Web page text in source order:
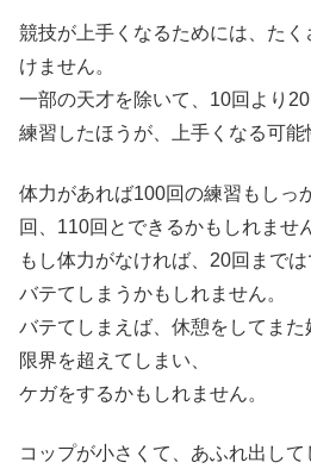
競技が上手くなるためには、た
けません。
一部の天才を除いて、10回より
練習したほうが、上手くなる可能
体力があれば100回の練習もしっ
回、110回とできるかもしれませ
もし体力がなければ、20回まで
バテてしまうかもしれません。
バテてしまえば、休憩をしてまた
限界を超えてしまい、
ケガをするかもしれません。
コップが小さくて、あふれ出し